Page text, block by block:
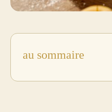
au sommaire